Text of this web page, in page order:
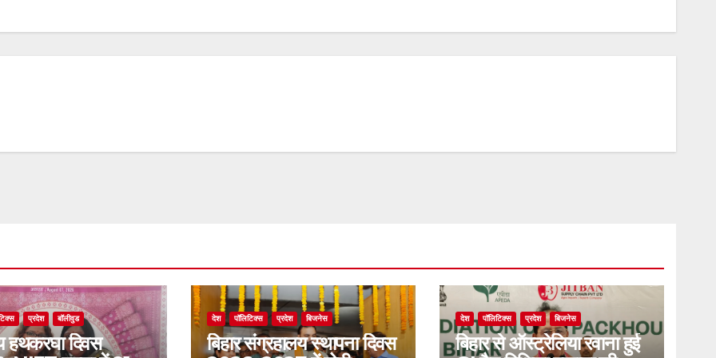
प्रदेश बॉलीवुड
हथकरघा दिवस
देश पॉलिटिक्स प्रदेश बिजनेस
बिहार संग्रहालय स्थापना दिवस
देश पॉलिटिक्स प्रदेश बिजनेस
बिहार से ऑस्ट्रेलिया रवाना हुई